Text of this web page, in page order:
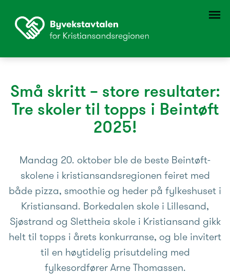
Små skritt – store resultater:
Tre skoler til topps i Beintøft
2025!
Mandag 20. oktober ble de beste Beintøft-
skolene i kristiansandsregionen feiret med
både pizza, smoothie og heder på fylkeshuset i
Kristiansand. Borkedalen skole i Lillesand,
Sjøstrand og Slettheia skole i Kristiansand gikk
helt til topps i årets konkurranse, og ble invitert
til en høytidelig prisutdeling med
fylkesordfører Arne Thomassen.